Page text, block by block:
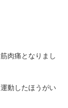
肉痛となりまし
動したほうがい